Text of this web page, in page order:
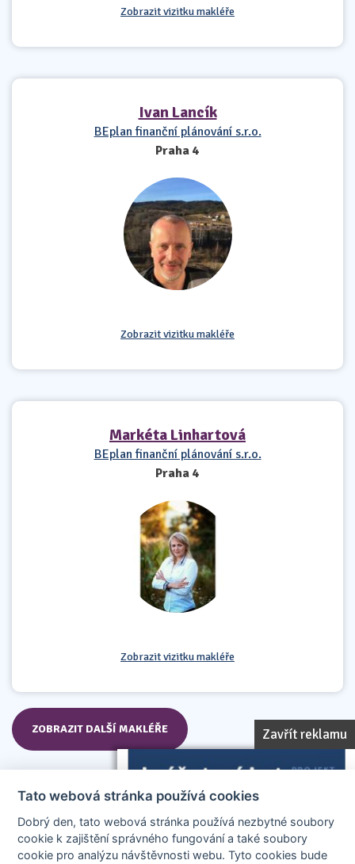
Zavřít reklamu
Zobrazit vizitku makléře
Ivan Lancík
BEplan finanční plánování s.r.o.
Praha 4
Zobrazit vizitku makléře
Markéta Linhartová
BEplan finanční plánování s.r.o.
Praha 4
Zobrazit vizitku makléře
ZOBRAZIT DALŠÍ MAKLÉŘE
Tato webová stránka používá cookies
Dobrý den, tato webová stránka používá nezbytné soubory
cookie k zajištění správného fungování a také soubory
cookie pro analýzu návštěvnosti webu. Tyto cookies bude